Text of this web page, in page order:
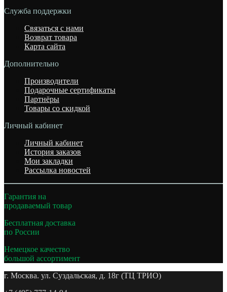
Служба поддержки
Связаться с нами
Возврат товара
Карта сайта
Дополнительно
Производители
Подарочные сертификаты
Партнёры
Товары со скидкой
Личный кабинет
Личный кабинет
История заказов
Мои закладки
Рассылка новостей
Гарантия на
продаваемый товар
Бесплатная доставка
по России
Немецкое качество
большой ассортимент
г. Москва. ул. Суздальская, д. 18г (ТЦ ТРИО)